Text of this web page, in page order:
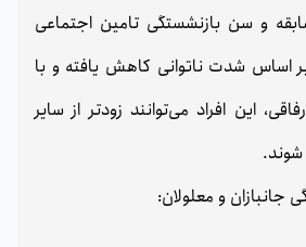
و سن بازنشستگی تامین اجتماعی
اساس شدت ناتوانی کاهش یافته و با
این افراد می‌توانند زودتر از سایر
جانبازان و معلولان: